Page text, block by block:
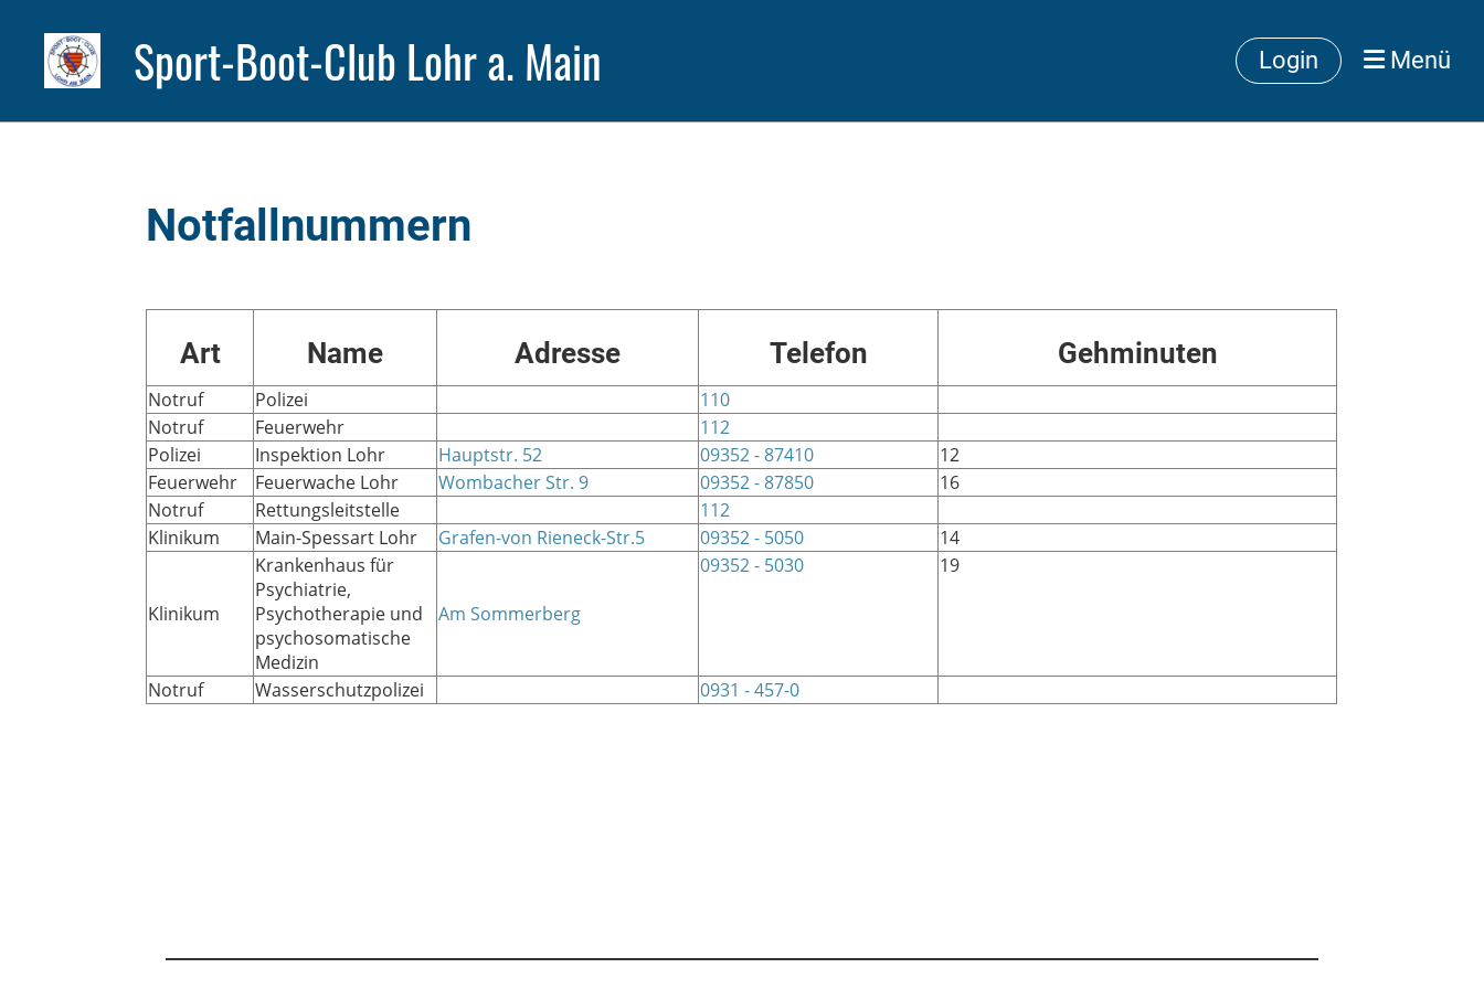
Sport-Boot-Club Lohr a. Main Login Menü
Notfallnummern
Art Name Adresse Telefon Gehminuten
Notruf Polizei
110
Notruf
Feuerwehr
112
Polizei
Inspektion Lohr Hauptstr. 52 09352 - 87410
12
Feuerwehr
Feuerwache Lohr Wombacher Str. 9 09352 - 87850
16
Notruf
Rettungsleitstelle
112
Klinikum
Main-Spessart Lohr Grafen-von Rieneck-Str.5 09352 - 5050 14
Klinikum
Krankenhaus für
Psychiatrie,
Psychotherapie und
psychosomatische
Medizin
Am Sommerberg
09352 - 5030 19
Notruf Wasserschutzpolizei 0931 - 457-0